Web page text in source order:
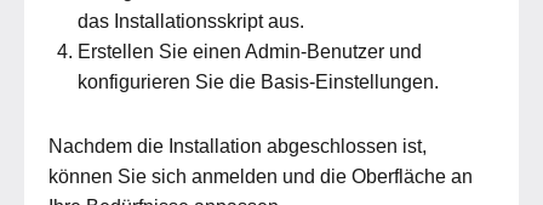
das Installationsskript aus.
Erstellen Sie einen Admin-Benutzer und
konfigurieren Sie die Basis-Einstellungen.
Nachdem die Installation abgeschlossen ist,
können Sie sich anmelden und die Oberfläche an